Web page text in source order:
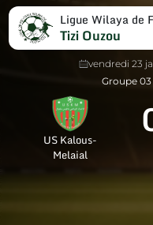
Ligue Wilaya de
Tizi Ouzou
vendredi 23
Groupe 03
US Kalous-
Melaial